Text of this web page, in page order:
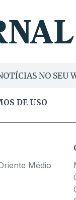
NO SEU
DE USO
Médio